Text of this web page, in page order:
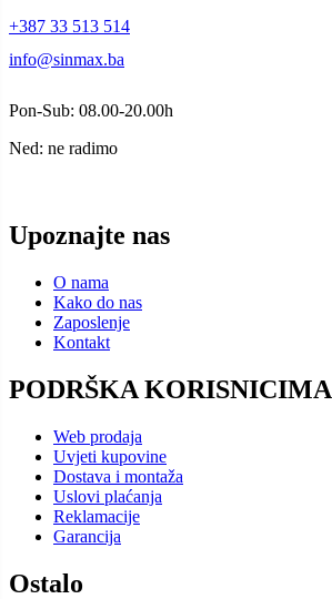
+387 33 513 514
info@sinmax.ba
Pon-Sub: 08.00-20.00h
Ned: ne radimo
Upoznajte nas
O nama
Kako do nas
Zaposlenje
Kontakt
PODRŠKA KORISNICIMA
Web prodaja
Uvjeti kupovine
Dostava i montaža
Uslovi plaćanja
Reklamacije
Garancija
Ostalo